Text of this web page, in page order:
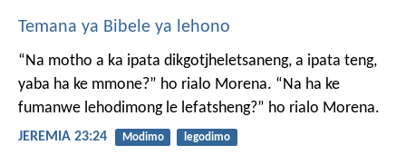
Temana ya Bibele ya lehono
“Na motho a ka ipata dikgotjheletsaneng, a ipata teng,
yaba ha ke mmone?” ho rialo Morena. “Na ha ke
fumanwe lehodimong le lefatsheng?” ho rialo Morena.
JEREMIA 23:24 Modimo legodimo